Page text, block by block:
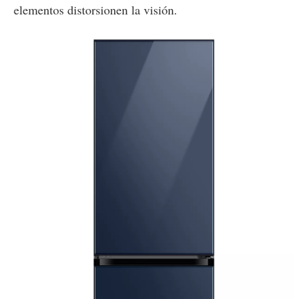
elementos distorsionen la visión.